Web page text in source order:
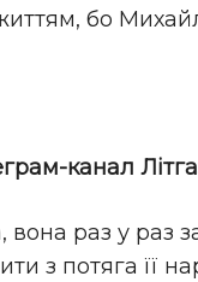
бо
канал
раз у раз
з потяга